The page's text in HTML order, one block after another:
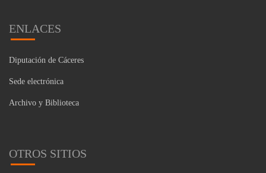
ENLACES
Diputación de Cáceres
Sede electrónica
Archivo y Biblioteca
OTROS SITIOS